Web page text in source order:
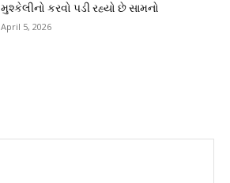
મુશ્કેલીનો કરવો પડી રહ્યો છે સામનો
April 5, 2026